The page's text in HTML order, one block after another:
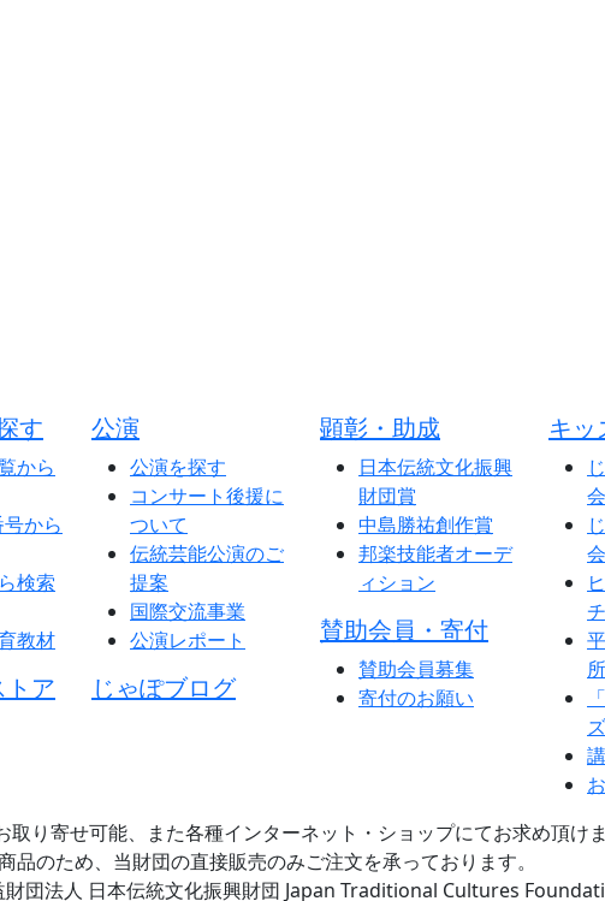
す
から
から
検索
教材
トア
公演
公演を探す
コンサート後援に
ついて
伝統芸能公演のご
提案
国際交流事業
公演レポート
じゃぽブログ
顕彰・助成
日本伝統文化振興
財団賞
中島勝祐創作賞
邦楽技能者オーデ
ィション
賛助会員・寄付
賛助会員募集
寄付のお願い
キッ
会
会
チ
所
ズ
り寄せ可能、また各種インターネット・ショップにてお求め頂
品のため、当財団の直接販売のみご注文を承っております。
団法人 日本伝統文化振興財団 Japan Traditional Cultures